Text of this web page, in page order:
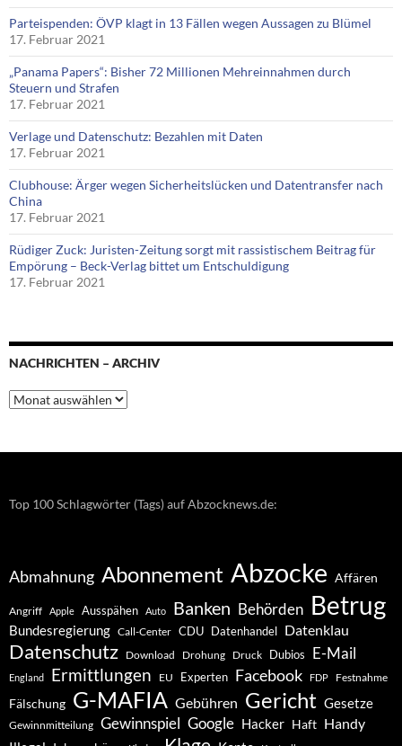
Parteispenden: ÖVP klagt in 13 Fällen wegen Aussagen zu Blümel
17. Februar 2021
„Panama Papers“: Bisher 72 Millionen Mehreinnahmen durch
Steuern und Strafen
17. Februar 2021
Verlage und Datenschutz: Bezahlen mit Daten
17. Februar 2021
Clubhouse: Ärger wegen Sicherheitslücken und Datentransfer nach
China
17. Februar 2021
Rüdiger Zuck: Juristen-Zeitung sorgt mit rassistischem Beitrag für
Empörung – Beck-Verlag bittet um Entschuldigung
17. Februar 2021
NACHRICHTEN – ARCHIV
Nachrichten
–
Top 100 Schlagwörter (Tags) auf Abzocknews.de:
Abmahnung Abonnement Abzocke Affären
Angriff Apple Ausspähen Auto Banken Behörden Betrug
Bundesregierung Call-Center CDU Datenhandel Datenklau
Datenschutz Download Drohung Druck Dubios E-Mail
England Ermittlungen EU Experten Facebook FDP Festnahme
Fälschung G-MAFIA Gebühren Gericht Gesetze
Gewinnmitteilung Gewinnspiel Google Hacker Haft Handy